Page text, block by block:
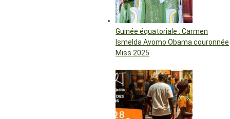
Guinée équatoriale : Carmen
Ismelda Avomo Obama couronnée
Miss 2025